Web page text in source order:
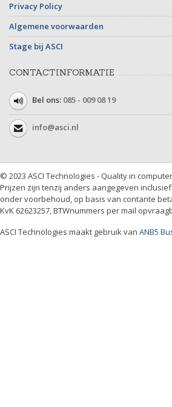
Privacy Policy
Algemene voorwaarden
Stage bij ASCI
CONTACTINFORMATIE
Bel ons: 085 - 009 08 19
info@asci.nl
© 2023 ASCI Technologies - Quality in
Prijzen zijn tenzij anders aangegeven inclusief
onder voorbehoud, op basis van contante
KvK 62623257, BTWnummers per mail
ASCI Technologies maakt gebruik van ANB5